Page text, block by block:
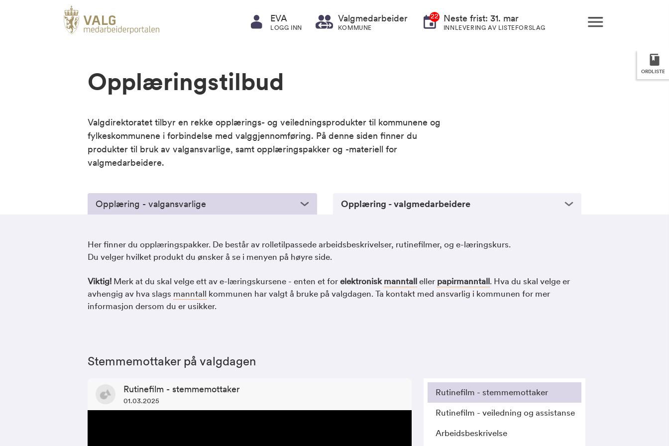
ORDLISTE
EVA
LOGG INN
Valgmedarbeider
KOMMUNE
22 Neste frist: 31. mar
INNLEVERING AV LISTEFORSLAG
Opplæringstilbud
Valgdirektoratet tilbyr en rekke opplærings- og veiledningsprodukter til kommunene og
fylkeskommunene i forbindelse med valggjennomføring. På denne siden finner du
produkter til bruk av valgansvarlige, samt opplæringspakker og -materiell for
valgmedarbeidere.
Opplæring - valgansvarlige Opplæring - valgmedarbeidere
Her finner du opplæringspakker. De består av rolletilpassede arbeidsbeskrivelser, rutinefilmer, og e-læringskurs.
Du velger hvilket produkt du ønsker å se i menyen på høyre side.
Viktig! Merk at du skal velge ett av e-læringskursene - enten et forelektroniskmanntalleller papirmanntall. Hva du skal velge er
avhengig av hva slags manntall kommunen har valgt å bruke på valgdagen. Ta kontakt med ansvarlig i kommunen for mer
informasjon dersom du er usikker.
Stemmemottaker på valgdagen
Rutinefilm - stemmemottaker
01.03.2025
Rutinefilm - stemmemottaker
Rutinefilm - veiledning og assistanse
Arbeidsbeskrivelse